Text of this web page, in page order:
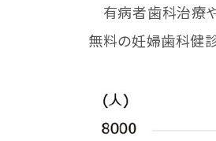
有病者歯科治療
無料の妊婦歯科健